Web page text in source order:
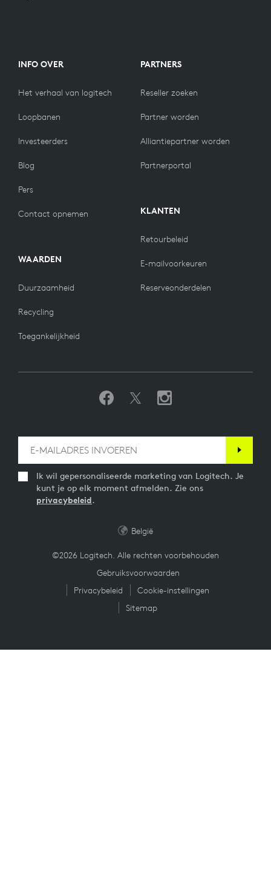
INFO OVER
Het verhaal van logitech
Loopbanen
Investeerders
Blog
Pers
Contact opnemen
WAARDEN
Duurzaamheid
Recycling
Toegankelijkheid
PARTNERS
Reseller zoeken
Partner worden
Alliantiepartner worden
Partnerportal
KLANTEN
Retourbeleid
E-mailvoorkeuren
Reserveonderdelen
Ik wil gepersonaliseerde marketing van Logitech. Je
kunt je op elk moment afmelden. Zie ons
privacybeleid.
©2026 Logitech. Alle rechten voorbehouden
Gebruiksvoorwaarden
Privacybeleid
Cookie-instellingen
Sitemap
België